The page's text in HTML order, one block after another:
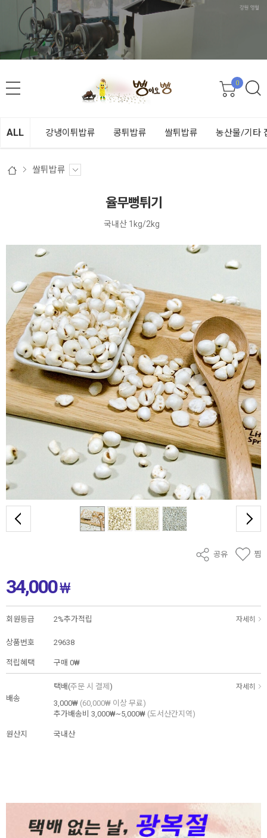
0
ALL 강냉이튀밥류 콩튀밥류 쌀튀밥류 농산물/기타
쌀튀밥류
율무뻥튀기
국내산 1kg/2kg
공유 찜
34,000₩
회원등급 2%추가적립 자세히
상품번호 29638
적립혜택 구매 0₩
배송
택배(주문 시 결제 ) 자세히
3,000₩ (60,000₩ 이상 무료)
추가배송비 3,000₩~5,000₩ (도서산간지역)
원산지 국내산